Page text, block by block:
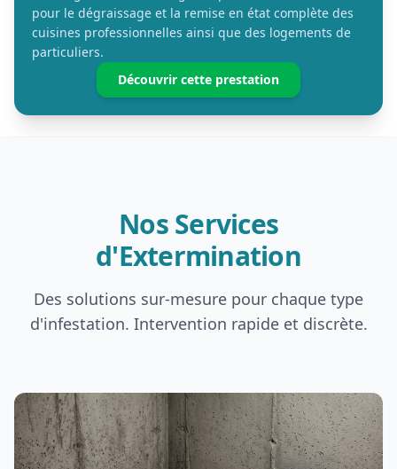
pour le dégraissage et la remise en état complète des
cuisines professionnelles ainsi que des logements de
particuliers.
Découvrir cette prestation
Nos Services
d'Extermination
Des solutions sur-mesure pour chaque type
d'infestation. Intervention rapide et discrète.